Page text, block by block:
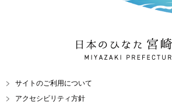
日本のひなた 宮崎県
MIYAZAKI PREFECTURE
サイトのご利用について
アクセシビリティ方針